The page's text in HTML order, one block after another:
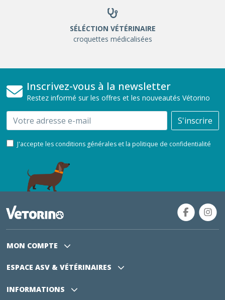
SÉLÉCTION VÉTÉRINAIRE
croquettes médicalisées
Inscrivez-vous à la newsletter
Restez informé sur les offres et les nouveautés Vétorino
Email S'inscrire
J'accepte les conditions générales et la politique de confidentialité
MON COMPTE
ESPACE ASV & VÉTÉRINAIRES
INFORMATIONS